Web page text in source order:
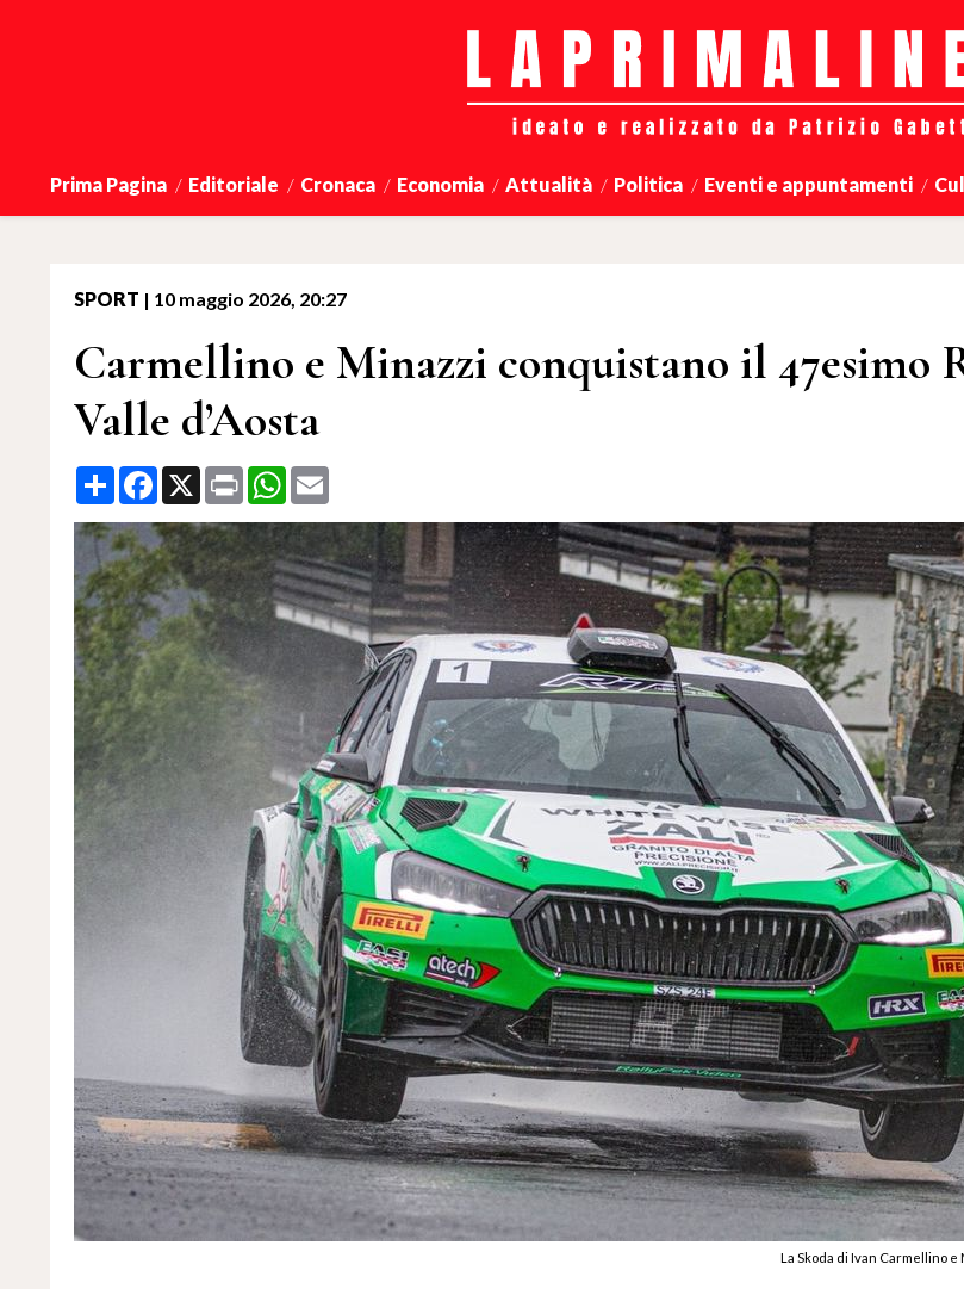
Prima Pagina Editoriale Cronaca Economia Attualità Politica Eventi e appuntamenti
SPORT | 10 maggio 2026, 20:27
Carmellino e Minazzi conquistano il 47esimo
Valle d’Aosta
Share Facebook
X Print WhatsApp
La Skoda di Ivan Carmellino e